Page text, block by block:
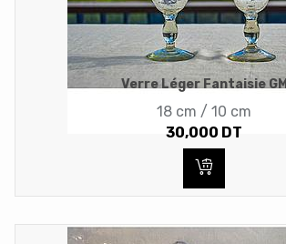
Verre Léger Fantaisie GM
18 cm / 10 cm
30,000 DT